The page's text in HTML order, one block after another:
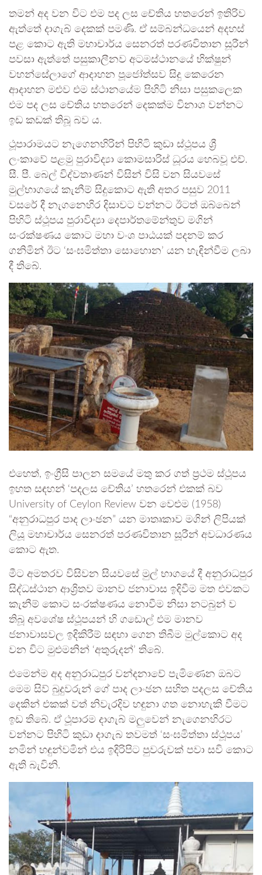
තමන් අද වන විට එම පද ලස චේතිය හතරෙන් ඉතිරිව
ඇත්තේ දාගැබ් දෙකක් පමණි. ඒ සම්බන්ධයෙන් අදහස්
පළ කොට ඇති මහාචාර්ය සෙනරත් පරණවිතාන සූරීන්
පවසා ඇත්තේ පසුකාලීනව අටමස්ථානයේ භික්ෂුන්
වහන්සේලාගේ ආදාහන පූජෝත්සව සිදු කෙරෙන
ආදාහන මළුව එම ස්ථානයේම පිහිටි නිසා පසුකලෙක
එම පද ලස චේතිය හතරෙන් දෙකක්ම විනාශ වන්නට
ඉඩ කඩක් තිබූ බව ය.
ථූපාරාමයට නැගෙනහිරින් පිහිටි කුඩා ස්ථූපය ශ්‍රී
ලංකාවේ පළමු පුරාවිද්‍යා කොමසාරිස් ධූරය හෙබවූ එච්.
සී. පී. බෙල් විද්වතාණන් විසින් විසි වන සියවසේ
මුල්භාගයේ කැනීම් සිදුකොට ඇති අතර පසුව 2011
වසරේ දී නැගනෙහිර දිසාවට වන්නට ඊටත් ඔබ්බෙන්
පිහිටි ස්ථූපය පුරාවිද්‍යා දෙපාර්තමේන්තුව මගින්
සංරක්ෂණය කොට මහා වංශ පාඨයක් පදනම් කර
ගනිමින් ඊට ‘සංඝමිත්තා සොහොන’ යන හැඳින්වීම ලබා
දී තිබේ.
එහෙත්, ඉංග්‍රීසි පාලන සමයේ මතු කර ගත් ප්‍රථම ස්ථූපය
ඉහත සඳහන් ‘පදලස චේතිය’ හතරෙන් එකක් බව
University of Ceylon Review වන වෙළුම (1958)
“අනුරාධපුර පාද ලාංඡන” යන මාතෘකාව මගින් ලිපියක්
ලියූ මහාචාර්ය සෙනරත් පරණවිතාන සූරීන් අවධාරණය
කොට ඇත.
මීට අමතරව විසිවන සියවසේ මුල් භාගයේ දී අනුරාධපුර
සිද්ධස්ථාන ආශ්‍රිතව මානව ජනාවාස ඉදිවීම මත එවකට
කැනීම් කොට සංරක්ෂණය නොවීම නිසා නටබුන් ව
තිබූ අවශේෂ ස්ථූපයන් හි ගඩොල් එම මානව
ජනාවාසවල ඉදිකිරීම් සඳහා ගෙන තිබීම මුල්කොට අද
වන විට මුළුමනින් ‘අතුරුදන්’ තිබේ.
එමෙන්ම අද අනුරාධපුර වන්දනාවේ පැමිණෙන ඔබට
මෙම සිව් බුදුවරුන් ගේ පාද ලාංඡන සහිත පදලස චේතිය
දෙකින් එකක් වත් නිවැරදිව හඳුනා ගත නොහැකි වීමට
ඉඩ තිබේ. ඒ ථූපාරම දාගැබ් මලුවෙන් නැගෙනහිරට
වන්නට පිහිටි කුඩා දාගැබ තවමත් ‘සංඝමිත්තා ස්ථූපය’
නමින් හඳුන්වමින් එය ඉදිරිපිට පුවරුවක් පවා සවි කොට
ඇති බැවිනි.